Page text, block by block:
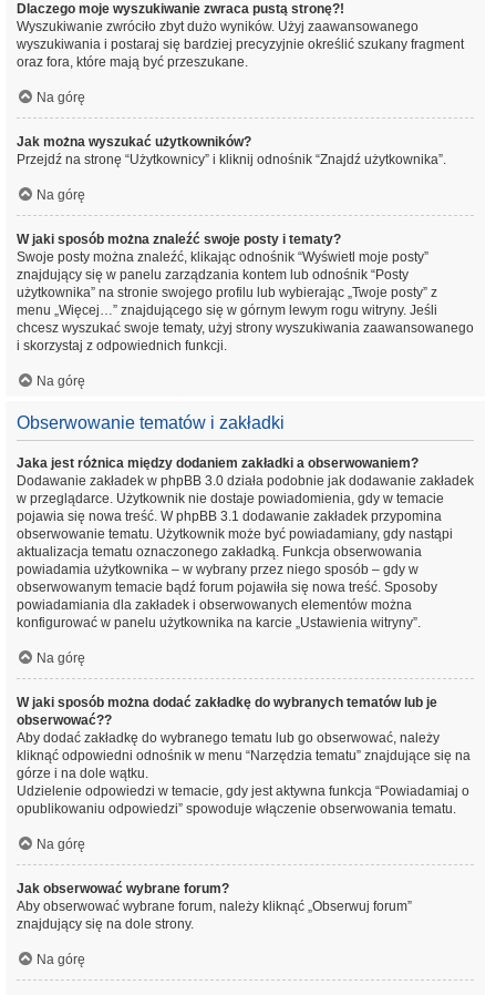
Dlaczego moje wyszukiwanie zwraca pustą stronę?!
Wyszukiwanie zwróciło zbyt dużo wyników. Użyj zaawansowanego
wyszukiwania i postaraj się bardziej precyzyjnie określić szukany fragment
oraz fora, które mają być przeszukane.
Na górę
Jak można wyszukać użytkowników?
Przejdź na stronę “Użytkownicy” i kliknij odnośnik “Znajdź użytkownika”.
Na górę
W jaki sposób można znaleźć swoje posty i tematy?
Swoje posty można znaleźć, klikając odnośnik “Wyświetl moje posty”
znajdujący się w panelu zarządzania kontem lub odnośnik “Posty
użytkownika” na stronie swojego profilu lub wybierając „Twoje posty” z
menu „Więcej…” znajdującego się w górnym lewym rogu witryny. Jeśli
chcesz wyszukać swoje tematy, użyj strony wyszukiwania zaawansowanego
i skorzystaj z odpowiednich funkcji.
Na górę
Obserwowanie tematów i zakładki
Jaka jest różnica między dodaniem zakładki a obserwowaniem?
Dodawanie zakładek w phpBB 3.0 działa podobnie jak dodawanie zakładek
w przeglądarce. Użytkownik nie dostaje powiadomienia, gdy w temacie
pojawia się nowa treść. W phpBB 3.1 dodawanie zakładek przypomina
obserwowanie tematu. Użytkownik może być powiadamiany, gdy nastąpi
aktualizacja tematu oznaczonego zakładką. Funkcja obserwowania
powiadamia użytkownika – w wybrany przez niego sposób – gdy w
obserwowanym temacie bądź forum pojawiła się nowa treść. Sposoby
powiadamiania dla zakładek i obserwowanych elementów można
konfigurować w panelu użytkownika na karcie „Ustawienia witryny”.
Na górę
W jaki sposób można dodać zakładkę do wybranych tematów lub je
obserwować??
Aby dodać zakładkę do wybranego tematu lub go obserwować, należy
kliknąć odpowiedni odnośnik w menu “Narzędzia tematu” znajdujące się na
górze i na dole wątku.
Udzielenie odpowiedzi w temacie, gdy jest aktywna funkcja “Powiadamiaj o
opublikowaniu odpowiedzi” spowoduje włączenie obserwowania tematu.
Na górę
Jak obserwować wybrane forum?
Aby obserwować wybrane forum, należy kliknąć „Obserwuj forum”
znajdujący się na dole strony.
Na górę